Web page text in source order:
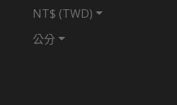
NT$ (TWD)
公分